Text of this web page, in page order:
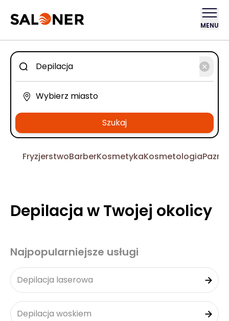
MENU
Szukaj
FryzjerstwoBarberKosmetykaKosmetologia
Depilacja w Twojej okolicy
Najpopularniejsze usługi
Depilacja laserowa
Depilacja woskiem